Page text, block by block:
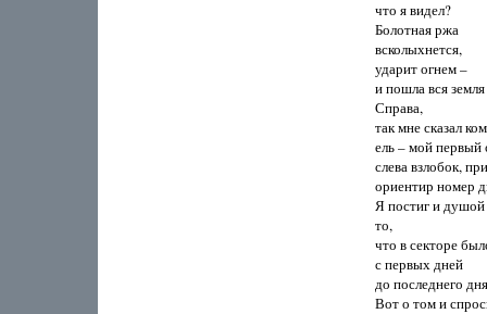
что я видел?
Болотная ржа
всколыхнется,
ударит огнем –
и пошла вся
Справа,
так мне сказал
ель – мой первый
слева взлобок,
ориентир номер
Я постиг и
то,
что в секторе
с первых дней
до последнего
Вот о том и